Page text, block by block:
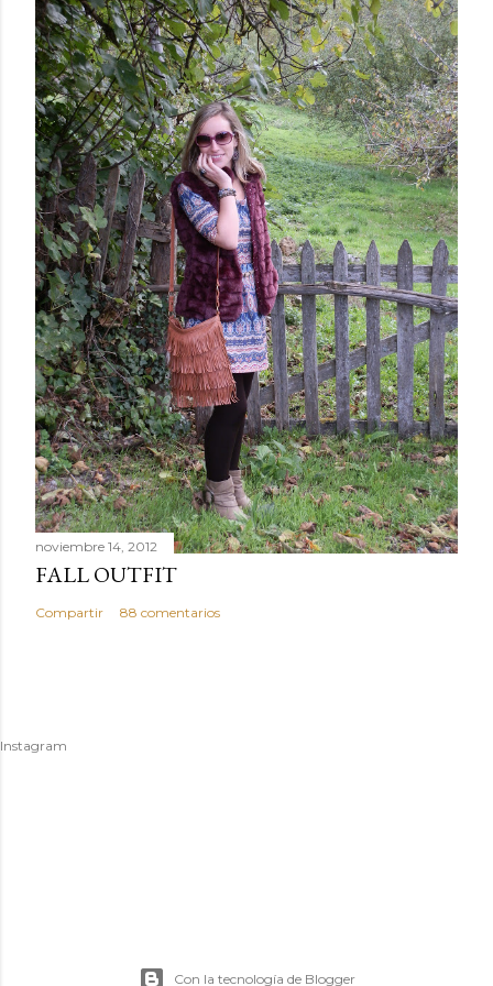
noviembre 14, 2012
FALL OUTFIT
Compartir 88 comentarios
Instagram
Con la tecnología de Blogger